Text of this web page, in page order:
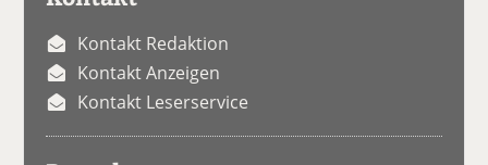
Kontakt Redaktion
Kontakt Anzeigen
Kontakt Leserservice